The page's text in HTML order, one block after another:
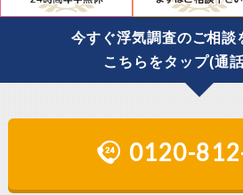
今すぐ浮気調査のご相談
こちらをタップ(通
0120-